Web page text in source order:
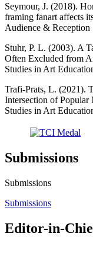
Seymour, J. (2018).
framing fanart affects
Audience & Reception
Stuhr, P. L. (2003). A
Often Excluded from
Studies in Art
Trafi-Prats, L. (2021).
Intersection of
Studies in Art
Submissions
Submissions
Submissions
Editor-in-